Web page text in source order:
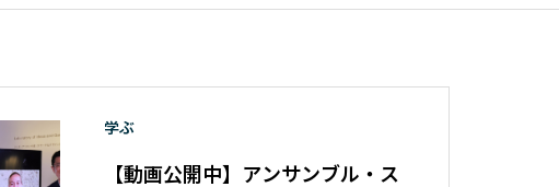
学ぶ
【動画公開中】アンサンブル・ス